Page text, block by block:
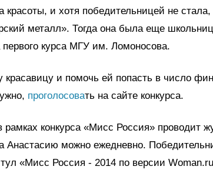
красоты, и хотя победительницей не
металл». Тогда она была еще
первого курса МГУ им. Ломоносова.
и помочь ей попасть в число
проголосовать на сайте конкурса.
конкурса «Мисс Россия» проводит
Анастасию можно ежедневно.
«Мисс Россия - 2014 по версии